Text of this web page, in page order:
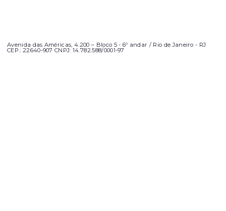
Avenida das Américas, 4.200 – Bloco 5 - 6º andar / Rio de Janeiro - RJ
CEP.: 22640-907 CNPJ: 14.782.588/0001-97